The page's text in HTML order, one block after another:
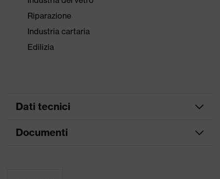
Riparazione
Industria cartaria
Edilizia
Dati tecnici
Colore
Documenti